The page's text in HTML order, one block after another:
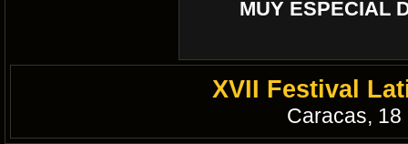
MUY ESPECIAL
XVII Festival
Caracas, 18